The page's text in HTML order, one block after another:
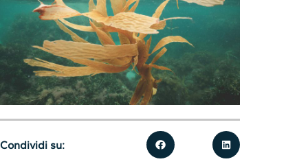
Condividi su: